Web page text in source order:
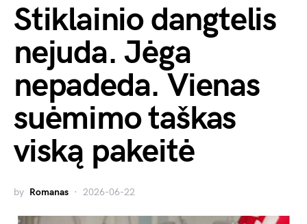
Stiklainio dangtelis
nejuda. Jėga
nepadeda. Vienas
suėmimo taškas
viską pakeitė
by Romanas 2026-06-22